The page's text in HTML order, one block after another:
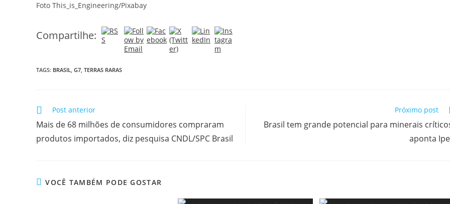
Foto This_is_Engineering/Pixabay
Compartilhe:
TAGS: BRASIL, G7, TERRAS RARAS
Post anterior
Mais de 68 milhões de consumidores compraram
produtos importados, diz pesquisa CNDL/SPC Brasil
Próximo post
Brasil tem grande potencial para minerais
aponta
VOCÊ TAMBÉM PODE GOSTAR